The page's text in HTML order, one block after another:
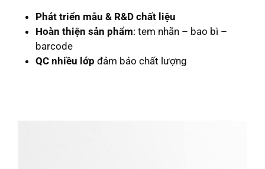
Phát triển mẫu & R&D chất liệu
Hoàn thiện sản phẩm: tem nhãn – bao bì –
barcode
QC nhiều lớp đảm bảo chất lượng